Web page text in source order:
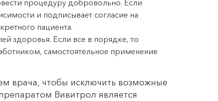
процедуру добровольно. Если
и подписывает согласие на
пациента.
здоровья. Если все в порядке, то
самостоятельное применение
врача, чтобы исключить возможные
Вивитрол является